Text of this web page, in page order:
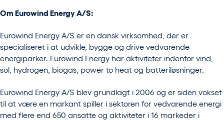
Om Eurowind Energy A/S:
Eurowind Energy A/S er en dansk virksomhed, der er
specialiseret i at udvikle, bygge og drive vedvarende
energiparker. Eurowind Energy har aktiviteter indenfor vind,
sol, hydrogen, biogas, power to heat og batteriløsninger.
Eurowind Energy A/S blev grundlagt i 2006 og er siden vokset
til at være en markant spiller i sektoren for vedvarende energi
med flere end 650 ansatte og aktiviteter i 16 markeder i